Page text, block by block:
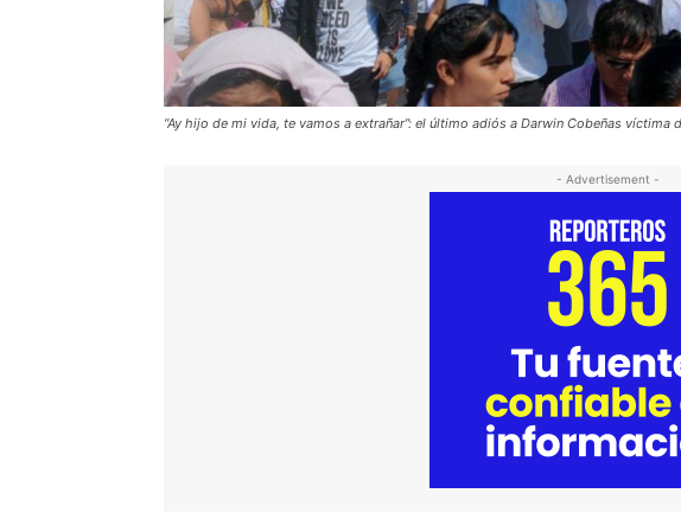
“Ay hijo de mi vida, te vamos a extrañar”: el último adiós a Darwin Cobeñas víctima
- Advertisement -